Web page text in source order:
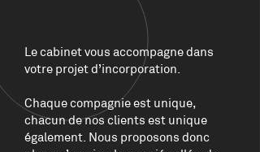
Le cabinet vous accompagne dans
votre projet d’incorporation.
Chaque compagnie est unique,
chacun de nos clients est unique
également. Nous proposons donc